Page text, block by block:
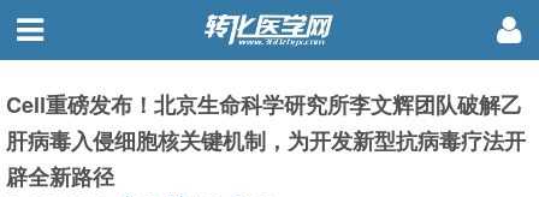
Cell重磅发布！北京生命科学研究所李文辉团队破解乙
肝病毒入侵细胞核关键机制，为开发新型抗病毒疗法开
辟全新路径